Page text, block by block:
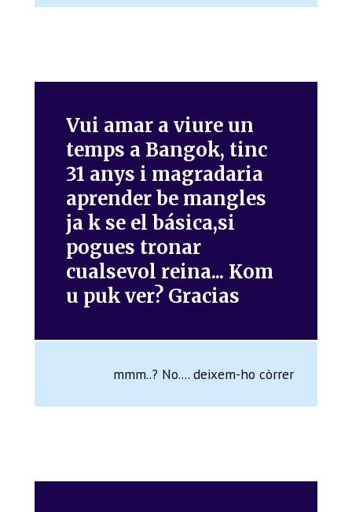
Vui amar a viure un
temps a Bangok, tinc
31 anys i magradaria
aprender be mangles
ja k se el básica,si
pogues tronar
cualsevol reina... Kom
u puk ver? Gracias
mmm..? No.... deixem-ho còrrer